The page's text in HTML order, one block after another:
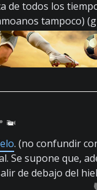
de todos los
tampoco)
•
. (no confundir
Se supone que,
de debajo del